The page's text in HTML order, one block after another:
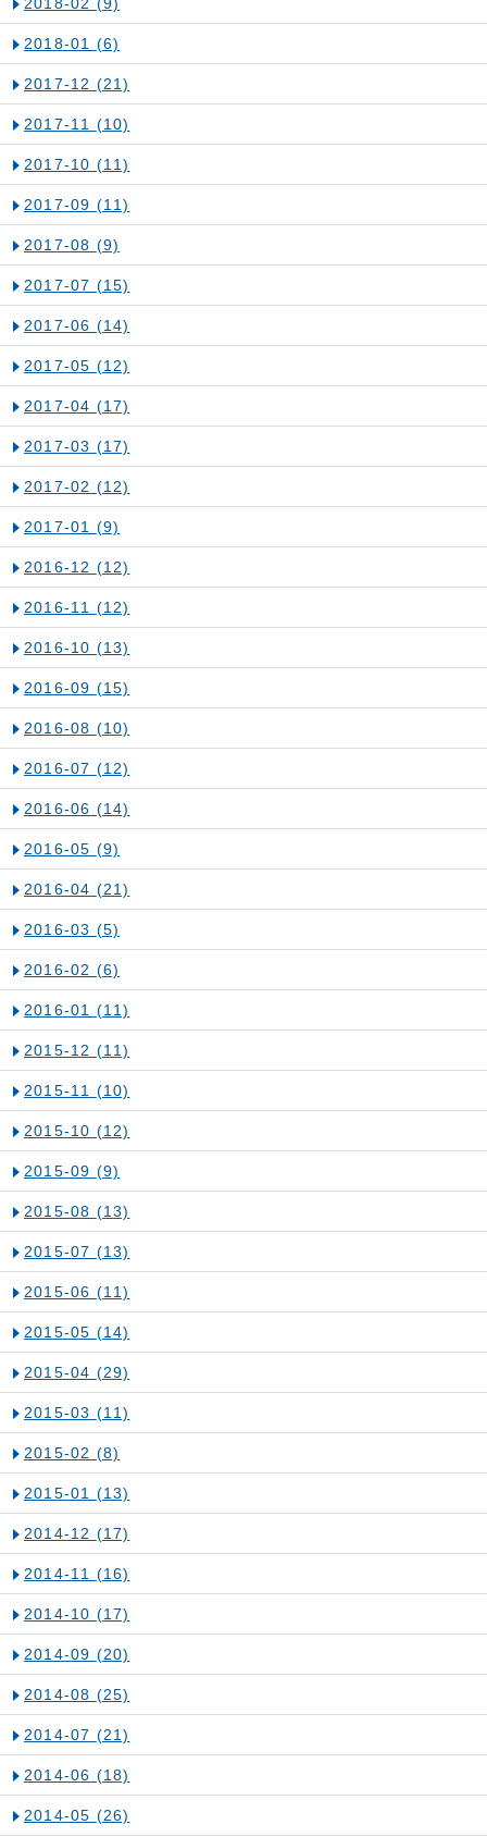
2018-01 (6)
2017-12 (21)
2017-11 (10)
2017-10 (11)
2017-09 (11)
2017-08 (9)
2017-07 (15)
2017-06 (14)
2017-05 (12)
2017-04 (17)
2017-03 (17)
2017-02 (12)
2017-01 (9)
2016-12 (12)
2016-11 (12)
2016-10 (13)
2016-09 (15)
2016-08 (10)
2016-07 (12)
2016-06 (14)
2016-05 (9)
2016-04 (21)
2016-03 (5)
2016-02 (6)
2016-01 (11)
2015-12 (11)
2015-11 (10)
2015-10 (12)
2015-09 (9)
2015-08 (13)
2015-07 (13)
2015-06 (11)
2015-05 (14)
2015-04 (29)
2015-03 (11)
2015-02 (8)
2015-01 (13)
2014-12 (17)
2014-11 (16)
2014-10 (17)
2014-09 (20)
2014-08 (25)
2014-07 (21)
2014-06 (18)
2014-05 (26)